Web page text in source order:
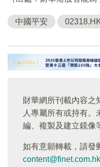
中國平安
財華網所刊載內容之
人專屬所有或持有
編、複製及建立鏡像
如有意願轉載，請發
content@finet.com.hk